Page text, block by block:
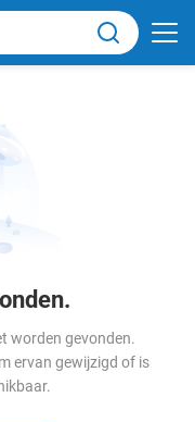
worden gevonden.
ervan gewijzigd of is